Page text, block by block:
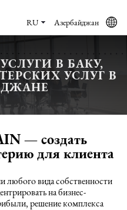
RU Азербайджан
В БАКУ,
УСЛУГ В
— создать
для клиента
любого вида собственности
на бизнес-
решение комплекса